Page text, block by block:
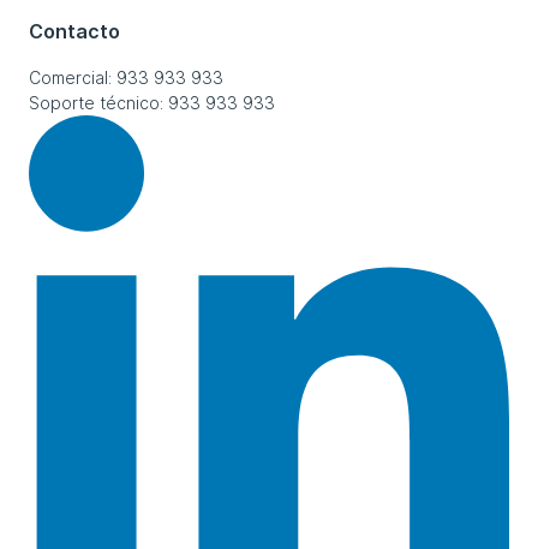
Contacto
Comercial: 933 933 933
Soporte técnico: 933 933 933